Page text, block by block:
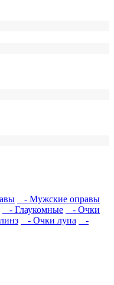
- Мужские оправы
- Глаукомные
- Очки
- Очки лупа
-